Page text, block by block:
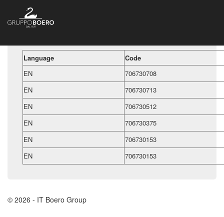
Language
Code
EN
706730708
EN
706730713
EN
706730512
EN
706730375
EN
706730153
EN
706730153
© 2026 - IT Boero Group